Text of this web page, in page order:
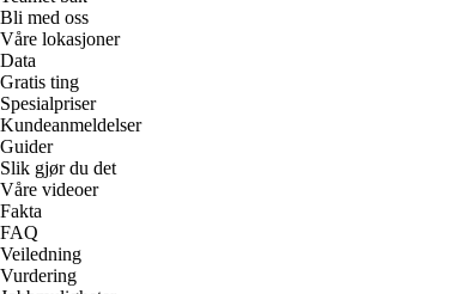
Bli med oss
Våre lokasjoner
Data
Gratis ting
Spesialpriser
Kundeanmeldelser
Guider
Slik gjør du det
Våre videoer
Fakta
FAQ
Veiledning
Vurdering